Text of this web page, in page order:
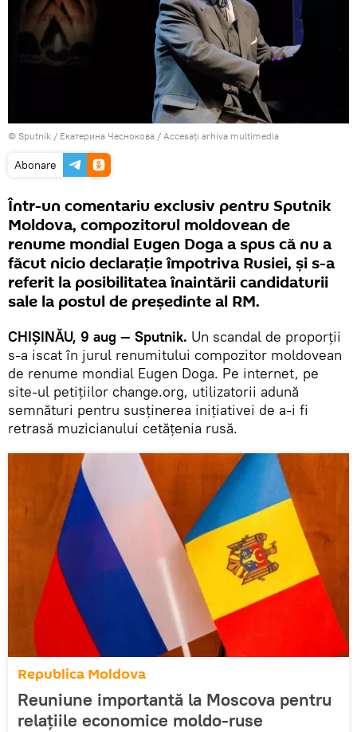
© Sputnik / Екатерина Чеснокова / Accesați arhiva multimedia
Abonare
Într-un comentariu exclusiv pentru Sputnik
Moldova, compozitorul moldovean de
renume mondial Eugen Doga a spus că nu a
făcut nicio declarație împotriva Rusiei, și s-a
referit la posibilitatea înaintării candidaturii
sale la postul de președinte al RM.
CHIȘINĂU, 9 aug — Sputnik. Un scandal de proporţii
s-a iscat în jurul renumitului compozitor moldovean
de renume mondial Eugen Doga. Pe internet, pe
site-ul petițiilor change.org, utilizatorii adună
semnături pentru susținerea iniţiativei de a-i fi
retrasă muzicianului cetățenia rusă.
Republica Moldova
Reuniune importantă la Moscova pentru
relațiile economice moldo-ruse